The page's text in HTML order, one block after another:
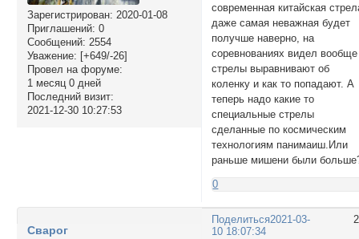
Зарегистрирован: 2020-01-08
Приглашений: 0
Сообщений: 2554
Уважение: [+649/-26]
Провел на форуме:
1 месяц 0 дней
Последний визит:
2021-12-30 10:27:53
современная китайская
даже самая неважная будет
получше наверно, на
соревнованиях видел вообще
стрелы выравнивают об
коленку и как то попадают. А
теперь надо какие то
специальные стрелы
сделанные по космическим
технологиям панимаиш.Или
раньше мишени были
0
Поделиться2021-03-
10 18:07:34
Сварог